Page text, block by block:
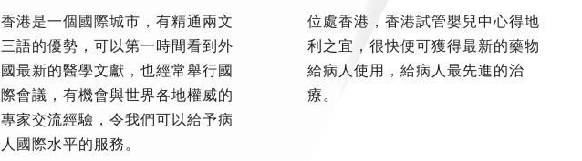
香港是一個國際城市，有精通兩文
三語的優勢，可以第一時間看到外
國最新的醫學文獻，也經常舉行國
際會議，有機會與世界各地權威的
專家交流經驗，令我們可以給予病
人國際水平的服務。
位處香港，香港試管嬰兒中心得地
利之宜，很快便可獲得最新的藥物
給病人使用，給病人最先進的治
療。